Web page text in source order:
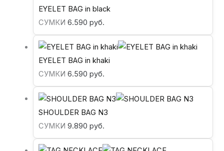
EYELET BAG in black
СУМКИ6.590руб.
EYELET BAG in khaki
СУМКИ6.590руб.
SHOULDER BAG N3
СУМКИ9.890руб.